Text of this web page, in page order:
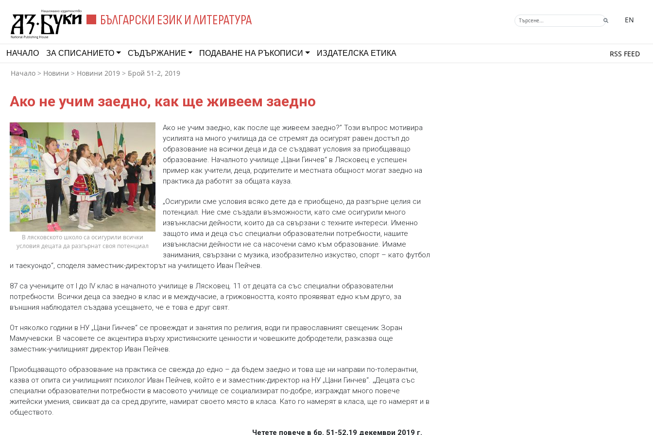
БЪЛГАРСКИ ЕЗИК И ЛИТЕРАТУРА EN
НАЧАЛО ЗА СПИСАНИЕТО СЪДЪРЖАНИЕ ПОДАВАНЕ НА РЪКОПИСИ ИЗДАТЕЛСКА ЕТИКА RSS FEED
Начало > Новини > Новини 2019 > Брой 51-2, 2019
Ако не учим заедно, как ще живеем заедно
условия децата да разгърнат своя потенциал
Ако не учим заедно, как после ще живеем заедно?” Този въпрос мотивира
усилията на много училища да се стремят да осигурят равен достъп до
образование на всички деца и да се създават условия за приобщаващо
образование. Началното училище „Цани Гинчев“ в Лясковец е успешен
пример как учители, деца, родителите и местната общност могат заедно на
практика да работят за общата кауза.
„Осигурили сме условия всяко дете да е приобщено, да разгърне целия си
потенциал. Ние сме създали възможности, като сме осигурили много
извънкласни дейности, които да са свързани с техните интереси. Именно
защото има и деца със специални образователни потребности, нашите
извънкласни дейности не са насочени само към образование. Имаме
занимания, свързани с музика, изобразително изкуство, спорт – като футбол
и таекуондо“, споделя заместник-директорът на училището Иван Пейчев.
87 са учениците от I до IV клас в началното училище в Лясковец. 11 от децата са със специални образователни
потребности. Всички деца са заедно в клас и в междучасие, а грижовността, която проявяват едно към друго, за
външния наблюдател създава усещането, че е това е друг свят.
От няколко години в НУ „Цани Гинчев“ се провеждат и занятия по религия, води ги православният свещеник Зоран
Мамучевски. В часовете се акцентира върху християнските ценности и човешките добродетели, разказва още
заместник-училищният директор Иван Пейчев.
Приобщаващото образование на практика се свежда до едно – да бъдем заедно и това ще ни направи по-толерантни,
казва от опита си училищният психолог Иван Пейчев, който е и заместник-директор на НУ „Цани Гинчев“. „Децата със
специални образователни потребности в масовото училище се социализират по-добре, изграждат много повече
житейски умения, свикват да са сред другите, намират своето място в класа. Като го намерят в класа, ще го намерят и в
обществото.
Четете повече в бр. 51-52,19 декември 2019 г.